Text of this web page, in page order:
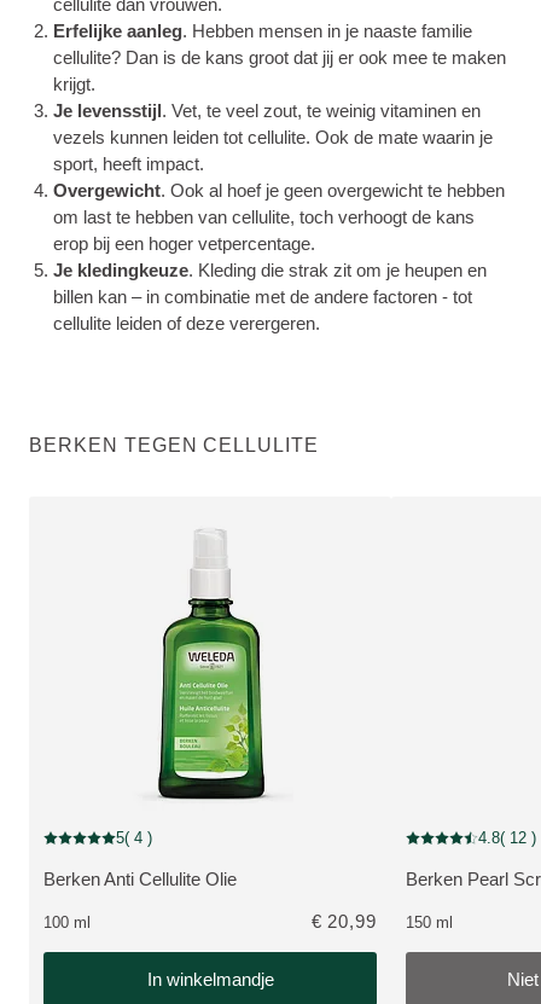
Erfelijke aanleg. Hebben mensen in je naaste familie
cellulite? Dan is de kans groot dat jij er ook mee te maken
krijgt.
Je levensstijl. Vet, te veel zout, te weinig vitaminen en
vezels kunnen leiden tot cellulite. Ook de mate waarin je
sport, heeft impact.
Overgewicht. Ook al hoef je geen overgewicht te hebben
om last te hebben van cellulite, toch verhoogt de kans
erop bij een hoger vetpercentage.
Je kledingkeuze. Kleding die strak zit om je heupen en
billen kan – in combinatie met de andere factoren - tot
cellulite leiden of deze verergeren.
BERKEN TEGEN CELLULITE
BEKIJK PRODUCT:
Berken Anti Cellulite Olie
Beoordeling: 5 van 5 beoordeeld door 4 personen
5( 4 )
100 ml € 20,99
In winkelmandje
Niet op voorraad
BEKIJK
Berken Pearl
Beoordeling: 4.8
4.8( 12 )
150 ml